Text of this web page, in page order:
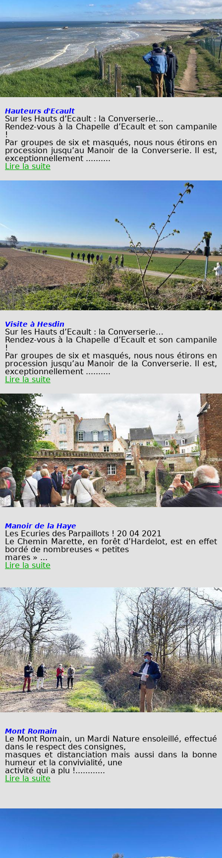
Hauteurs d'Ecault
Sur les Hauts d’Ecault : la Converserie…
Rendez-vous à la Chapelle d’Ecault et son campanile
!
Par groupes de six et masqués, nous nous étirons en
procession jusqu’au Manoir de
la Converserie. Il est,
exceptionnellement ..........
Lire la suite
Visite à Hesdin
Sur les Hauts d’Ecault : la Converserie…
Rendez-vous à la Chapelle d’Ecault et son campanile
!
Par groupes de six et masqués, nous nous étirons en
procession jusqu’au Manoir de la Converserie. Il est,
exceptionnellement ..........
Lire la suite
Manoir de la Haye
Les Ecuries des Parpaillots ! 20 04 2021
Le Chemin Marette, en forêt d’Hardelot, est en effet
bordé de nombreuses « petites
mares » ...
Lire la suite
Mont Romain
Le Mont Romain, un Mardi Nature ensoleillé, effectué
dans le respect des consignes,
masques et distanciation mais aussi dans la bonne
humeur et la convivialité, une
activité qui a plu !............
Lire la suite